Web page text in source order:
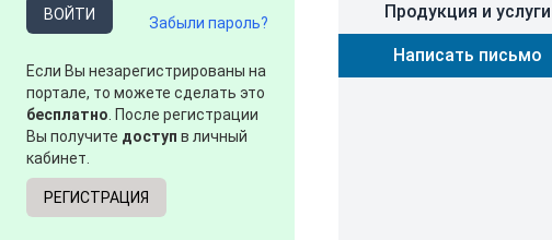
ВОЙТИ Забыли пароль?
Если Вы незарегистрированы на
портале, то можете сделать это
бесплатно . После регистрации
Вы получите доступ в личный
кабинет.
РЕГИСТРАЦИЯ
Продукция и услуги
Написать письмо